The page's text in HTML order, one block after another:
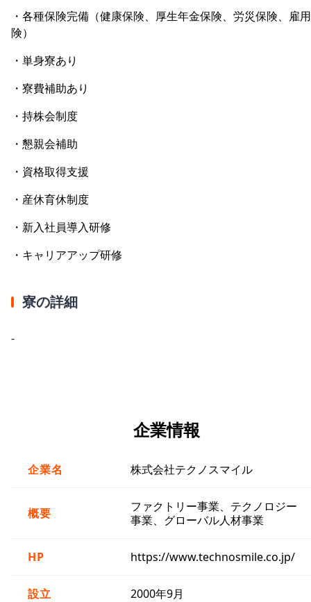
・各種保険完備（健康保険、厚生年金保険、労災保険、雇
険）
・単身寮あり
・寮費補助あり
・持株会制度
・懇親会補助
・資格取得支援
・産休育休制度
・新入社員導入研修
・キャリアアップ研修
寮の詳細
-
企業情報
企業名 株式会社テクノスマイル
概要
ファクトリー事業、テクノロジー
事業、グローバル人材事業
HP https://www.technosmile.co.jp/
設立 2000年9月